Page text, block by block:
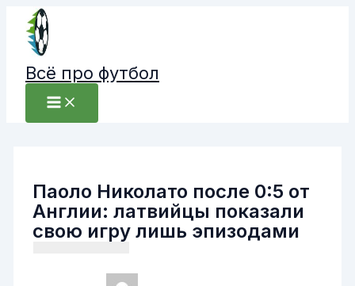
Перейти
содержимому
Всё про футбол
Паоло Николато после 0:5 от
Англии: латвийцы показали
свою игру лишь эпизодами